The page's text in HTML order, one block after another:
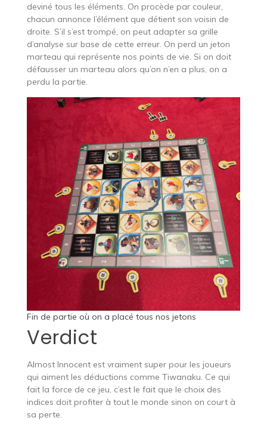
deviné tous les éléments. On procède par couleur,
chacun annonce l’élément que détient son voisin de
droite. S’il s’est trompé, on peut adapter sa grille
d’analyse sur base de cette erreur. On perd un jeton
marteau qui représente nos points de vie. Si on doit
défausser un marteau alors qu’on n’en a plus, on a
perdu la partie.
Fin de partie où on a placé tous nos jetons
Verdict
Almost Innocent est vraiment super pour les joueurs
qui aiment les déductions comme Tiwanaku. Ce qui
fait la force de ce jeu, c’est le fait que le choix des
indices doit profiter à tout le monde sinon on court à
sa perte.